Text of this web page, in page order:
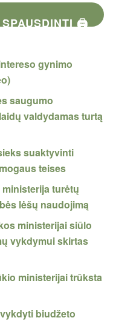
SPAUSDINTI 🖨
gynimo
saugumo
valdydamas turtą
suaktyvinti
teises
turėtų
lėšų naudojimą
ministerijai siūlo
vykdymui skirtas
ministerijai trūksta
biudžeto